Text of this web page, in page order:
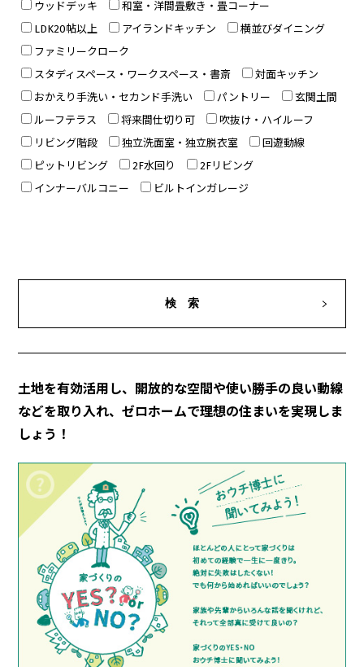
ウッドデッキ
和室・洋間畳敷き・畳コーナー
LDK20帖以上
アイランドキッチン
横並びダイニング
ファミリークローク
スタディスペース・ワークスペース・書斎
対面キッチン
おかえり手洗い・セカンド手洗い
パントリー
玄関土間
ルーフテラス
将来間仕切り可
吹抜け・ハイルーフ
リビング階段
独立洗面室・独立脱衣室
回遊動線
ピットリビング
2F水回り
2Fリビング
インナーバルコニー
ビルトインガレージ
土地を有効活用し、開放的な空間や使い勝手の良い動線
などを取り入れ、ゼロホームで理想の住まいを実現しま
しょう！